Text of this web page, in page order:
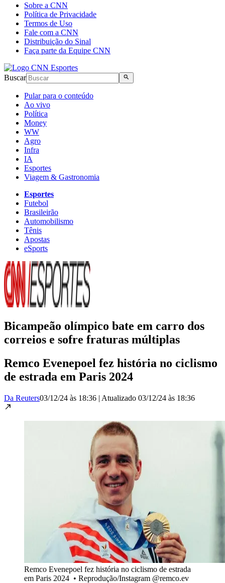
Sobre a CNN
Política de Privacidade
Termos de Uso
Fale com a CNN
Distribuição do Sinal
Faça parte da Equipe CNN
Buscar
Pular para o conteúdo
Ao vivo
Política
Money
WW
Agro
Infra
IA
Esportes
Viagem & Gastronomia
Esportes
Futebol
Brasileirão
Automobilismo
Tênis
Apostas
eSports
Bicampeão olímpico bate em carro dos
correios e sofre fraturas múltiplas
Remco Evenepoel fez história no ciclismo
de estrada em Paris 2024
Da Reuters03/12/24 às 18:36 | Atualizado 03/12/24 às 18:36
Remco Evenepoel fez história no ciclismo de estrada
em Paris 2024 • Reprodução/Instagram @remco.ev